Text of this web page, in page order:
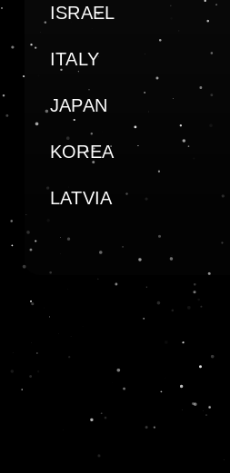
ISRAEL
ITALY
JAPAN
KOREA
LATVIA